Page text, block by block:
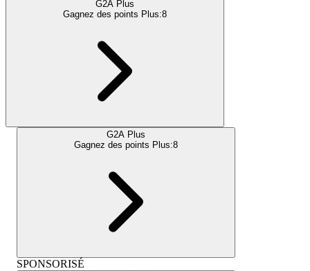
G2A Plus
Gagnez des points Plus:8
G2A Plus
Gagnez des points Plus:8
SPONSORISÉ